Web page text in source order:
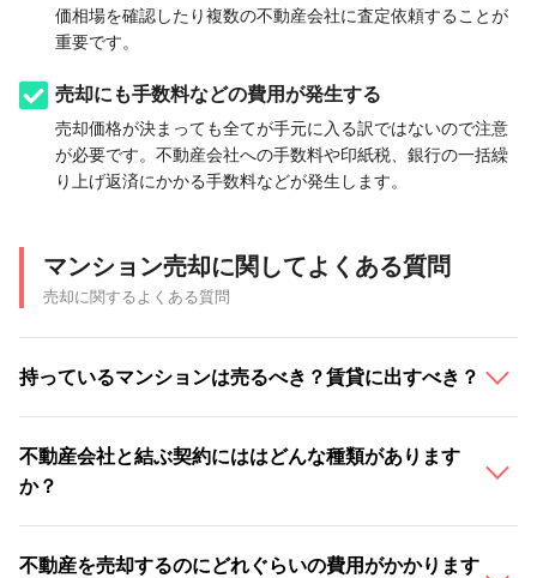
価相場を確認したり複数の不動産会社に査定依頼することが
重要です。
売却にも手数料などの費用が発生する
売却価格が決まっても全てが手元に入る訳ではないので注意
が必要です。不動産会社への手数料や印紙税、銀行の一括繰
り上げ返済にかかる手数料などが発生します。
マンション売却に関してよくある質問
売却に関するよくある質問
持っているマンションは売るべき？賃貸に出すべき？
不動産会社と結ぶ契約にははどんな種類があります
か？
不動産を売却するのにどれぐらいの費用がかかります